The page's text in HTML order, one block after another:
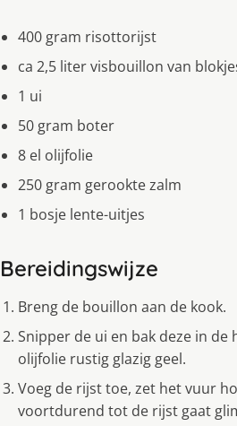
400 gram risottorijst
ca 2,5 liter visbouillon van
1 ui
50 gram boter
8 el olijfolie
250 gram gerookte zalm
1 bosje lente-uitjes
Bereidingswijze
Breng de bouillon aan de kook.
Snipper de ui en bak deze in de
olijfolie rustig glazig geel.
Voeg de rijst toe, zet het vuur
voortdurend tot de rijst gaat